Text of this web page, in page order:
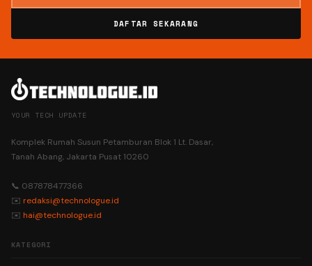
DAFTAR SEKARANG
YOUR TECH UPDATE
Komplek Rumah Susun Petamburan Blok 1 Lt. Dasar,
Tanah Abang, Jakarta Pusat 10260
📞 087878477366
✉️ redaksi@technologue.id
✉️ hai@technologue.id
KATEGORI